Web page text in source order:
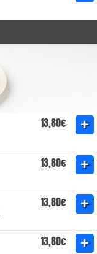
13,80€
13,80€
13,80€
13,80€